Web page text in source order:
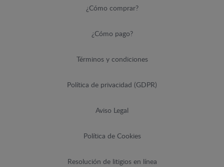
¿Cómo comprar?
¿Cómo pago?
Términos y condiciones
Política de privacidad (GDPR)
Aviso Legal
Política de Cookies
Resolución de litigios en línea